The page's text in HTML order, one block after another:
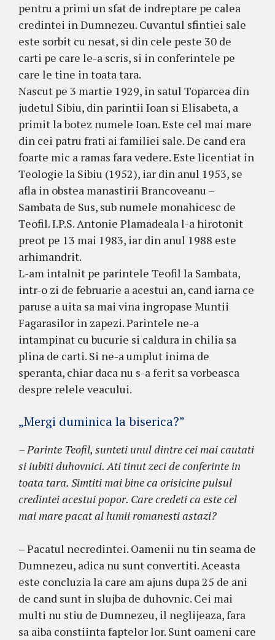
pentru a primi un sfat de indreptare pe calea
credintei in Dumnezeu. Cuvantul sfintiei sale
este sorbit cu nesat, si din cele peste 30 de
carti pe care le-a scris, si in conferintele pe
care le tine in toata tara.
Nascut pe 3 martie 1929, in satul Toparcea din
judetul Sibiu, din parintii Ioan si Elisabeta, a
primit la botez numele Ioan. Este cel mai mare
din cei patru frati ai familiei sale. De cand era
foarte mic a ramas fara vedere. Este licentiat in
Teologie la Sibiu (1952), iar din anul 1953, se
afla in obstea manastirii Brancoveanu –
Sambata de Sus, sub numele monahicesc de
Teofil. I.P.S. Antonie Plamadeala l-a hirotonit
preot pe 13 mai 1983, iar din anul 1988 este
arhimandrit.
L-am intalnit pe parintele Teofil la Sambata,
intr-o zi de februarie a acestui an, cand iarna ce
paruse a uita sa mai vina ingropase Muntii
Fagarasilor in zapezi. Parintele ne-a
intampinat cu bucurie si caldura in chilia sa
plina de carti. Si ne-a umplut inima de
speranta, chiar daca nu s-a ferit sa vorbeasca
despre relele veacului.
„Mergi duminica la biserica?”
– Parinte Teofil, sunteti unul dintre cei mai cautati
si iubiti duhovnici. Ati tinut zeci de conferinte in
toata tara. Simtiti mai bine ca orisicine pulsul
credintei acestui popor. Care credeti ca este cel
mai mare pacat al lumii romanesti astazi?
– Pacatul necredintei. Oamenii nu tin seama de
Dumnezeu, adica nu sunt convertiti. Aceasta
este concluzia la care am ajuns dupa 25 de ani
de cand sunt in slujba de duhovnic. Cei mai
multi nu stiu de Dumnezeu, il neglijeaza, fara
sa aiba constiinta faptelor lor. Sunt oameni care